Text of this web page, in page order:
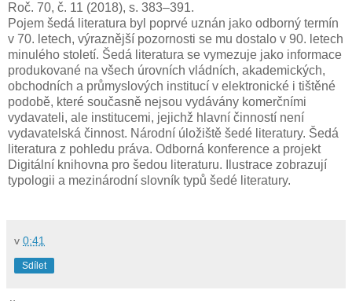
Roč. 70, č. 11 (2018), s. 383–391.
Pojem šedá literatura byl poprvé uznán jako odborný termín
v 70. letech, výraznější pozornosti se mu dostalo v 90. letech
minulého století. Šedá literatura se vymezuje jako informace
produkované na všech úrovních vládních, akademických,
obchodních a průmyslových institucí v elektronické i tištěné
podobě, které současně nejsou vydávány komerčními
vydavateli, ale institucemi, jejichž hlavní činností není
vydavatelská činnost. Národní úložiště šedé literatury. Šedá
literatura z pohledu práva. Odborná konference a projekt
Digitální knihovna pro šedou literaturu. Ilustrace zobrazují
typologii a mezinárodní slovník typů šedé literatury.
v 0:41
Sdílet